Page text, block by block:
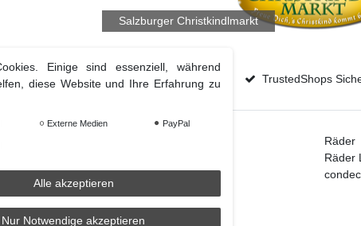
Salzburger Christkindlmarkt
Ab € 70 (DE & AT) TrustedShops
Christbaumkugel
Figuren Ornamente
Krampus und Percht
Räder
Räder
Einige sind essenziell, während
diese Website und Ihre Erfahrung zu
Externe Medien PayPal
Alle akzeptieren
Nur Notwendige akzeptieren